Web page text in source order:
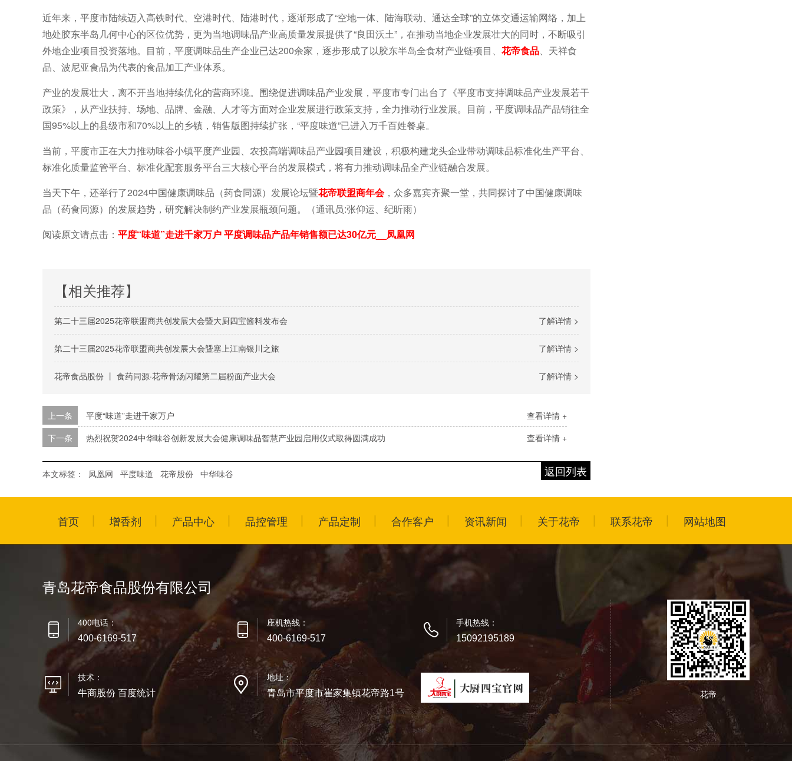
近年来，平度市陆续迈入高铁时代、空港时代、陆港时代，逐渐形成了“空地一体、陆海联动、通达全球”的立体交通运输网络，加上
地处胶东半岛几何中心的区位优势，更为当地调味品产业高质量发展提供了“良田沃土”，在推动当地企业发展壮大的同时，不断吸引
外地企业项目投资落地。目前，平度调味品生产企业已达200余家，逐步形成了以胶东半岛全食材产业链项目、 花帝食品、天祥食
品、波尼亚食品为代表的食品加工产业体系。
产业的发展壮大，离不开当地持续优化的营商环境。围绕促进调味品产业发展，平度市专门出台了《平度市支持调味品产业发展若干
政策》，从产业扶持、场地、品牌、金融、人才等方面对企业发展进行政策支持，全力推动行业发展。目前，平度调味品产品销往全
国95%以上的县级市和70%以上的乡镇，销售版图持续扩张，“平度味道”已进入万千百姓餐桌。
当前，平度市正在大力推动味谷小镇平度产业园、农投高端调味品产业园项目建设，积极构建龙头企业带动调味品标准化生产平台、
标准化质量监管平台、标准化配套服务平台三大核心平台的发展模式，将有力推动调味品全产业链融合发展。
当天下午，还举行了2024中国健康调味品（药食同源）发展论坛暨花帝联盟商年会，众多嘉宾齐聚一堂，共同探讨了中国健康调味
品（药食同源）的发展趋势，研究解决制约产业发展瓶颈问题。（通讯员:张仰运、纪昕雨）
阅读原文请点击： 平度“味道”走进千家万户 平度调味品产品年销售额已达30亿元__凤凰网
【相关推荐】
了解详情 >
第二十三届2025花帝联盟商共创发展大会暨大厨四宝酱料发布会
了解详情 >
第二十三届2025花帝联盟商共创发展大会曁塞上江南银川之旅
了解详情 >
花帝食品股份 丨 食药同源·花帝骨汤闪耀第二届粉面产业大会
查看详情 +
上一条
平度“味道”走进千家万户
查看详情 +
下一条 热烈祝贺2024中华味谷创新发展大会健康调味品智慧产业园启用仪式取得圆满成功
返回列表
本文标签： 凤凰网 平度味道 花帝股份 中华味谷
首页 增香剂 产品中心 品控管理 产品定制 合作客户 资讯新闻 关于花帝 联系花帝 网站地图
青岛花帝食品股份有限公司
400电话：
400-6169-517
座机热线：
400-6169-517
手机热线：
15092195189
技术：
牛商股份 百度统计
地址：
青岛市平度市崔家集镇花帝路1号 花帝